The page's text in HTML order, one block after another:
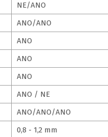
NE/ANO
ANO/ANO
ANO
ANO
ANO
ANO / NE
ANO/ANO/ANO
0,8 - 1,2 mm